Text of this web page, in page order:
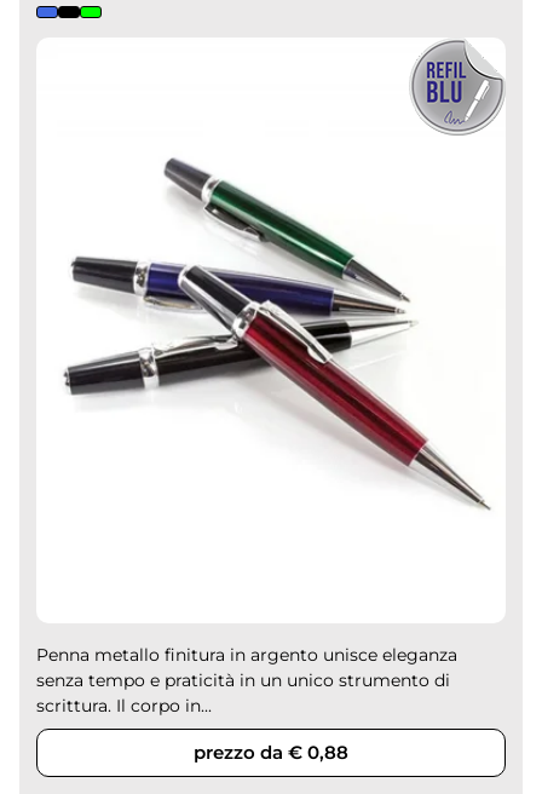
Penna metallo finitura in argento unisce eleganza
senza tempo e praticità in un unico strumento di
scrittura. Il corpo in...
prezzo da € 0,88